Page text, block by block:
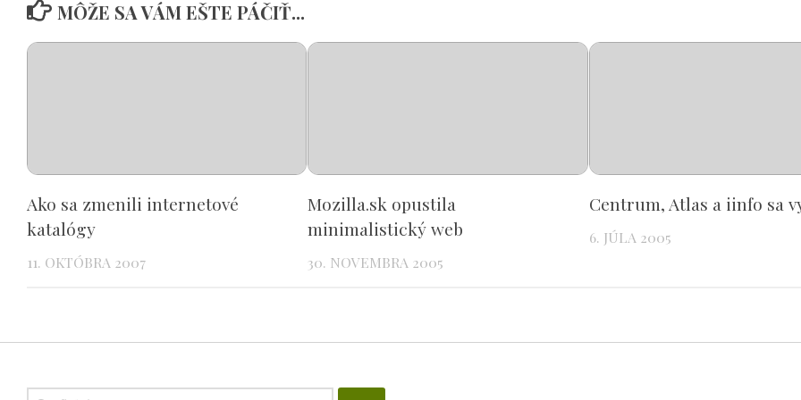
MÔŽE SA VÁM EŠTE PÁČIŤ...
Ako sa zmenili internetové
katalógy
11. OKTÓBRA 2007
Mozilla.sk opustila
minimalistický web
30. NOVEMBRA 2005
Centrum, Atlas a iinfo sa
6. JÚLA 2005